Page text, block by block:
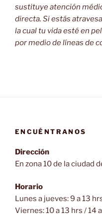
sustituye atención
directa. Si estás
la cual tu vida esté en
por medio de líneas de
ENCUÉNTRANOS
Dirección
En zona 10 de la ciudad
Horario
Lunes a jueves: 9 a 13
Viernes: 10 a 13 hrs / 14